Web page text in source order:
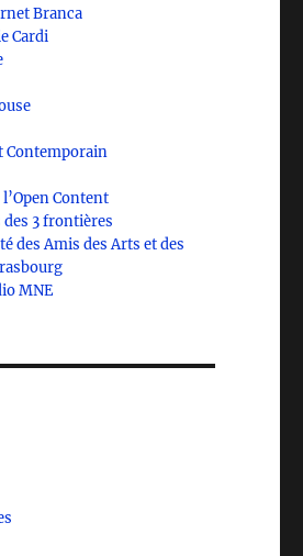
Branca
Cardi
Contemporain
Content
des 3 frontières
des Amis des Arts et des
MNE